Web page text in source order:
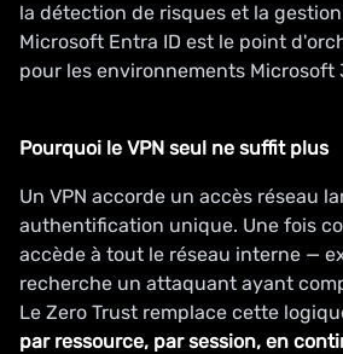
la détection de risques et la
Microsoft Entra ID est le point
pour les environnements Microsoft
Pourquoi le VPN seul ne suffit plus
Un VPN accorde un accès réseau
authentification unique. Une fois
accède à tout le réseau interne —
recherche un attaquant ayant
Le Zero Trust remplace cette
par ressource, par session, en